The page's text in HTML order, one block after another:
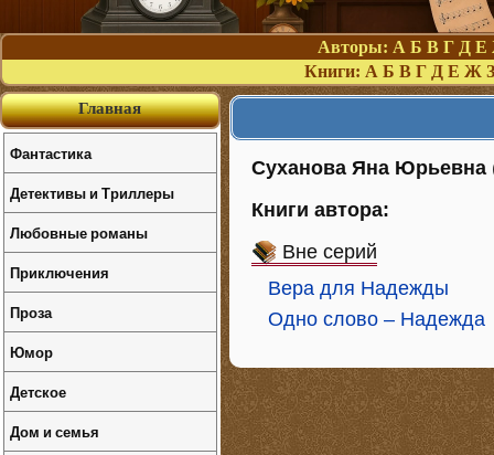
Авторы: А Б В Г Д Е
Книги: А Б В Г Д Е Ж З
Суханова Яна Юрьевна
Книги автора:
Вне серий
Вера для Надежды
Одно слово – Надежда
Главная
Фантастика
Детективы и Триллеры
Любовные романы
Приключения
Проза
Юмор
Детское
Дом и семья